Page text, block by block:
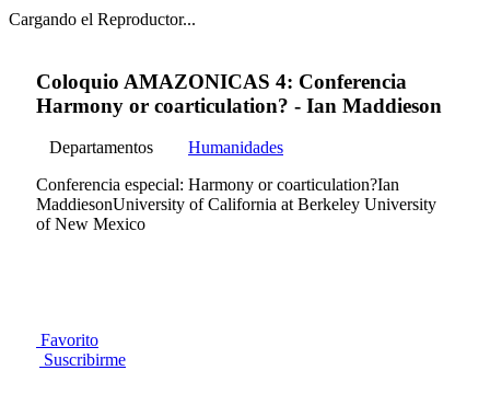
Cargando el Reproductor...
Coloquio AMAZONICAS 4: Conferencia
Harmony or coarticulation? - Ian Maddieson
Departamentos
Humanidades
Conferencia especial: Harmony or coarticulation?Ian
MaddiesonUniversity of California at Berkeley University
of New Mexico
Favorito
Suscribirme